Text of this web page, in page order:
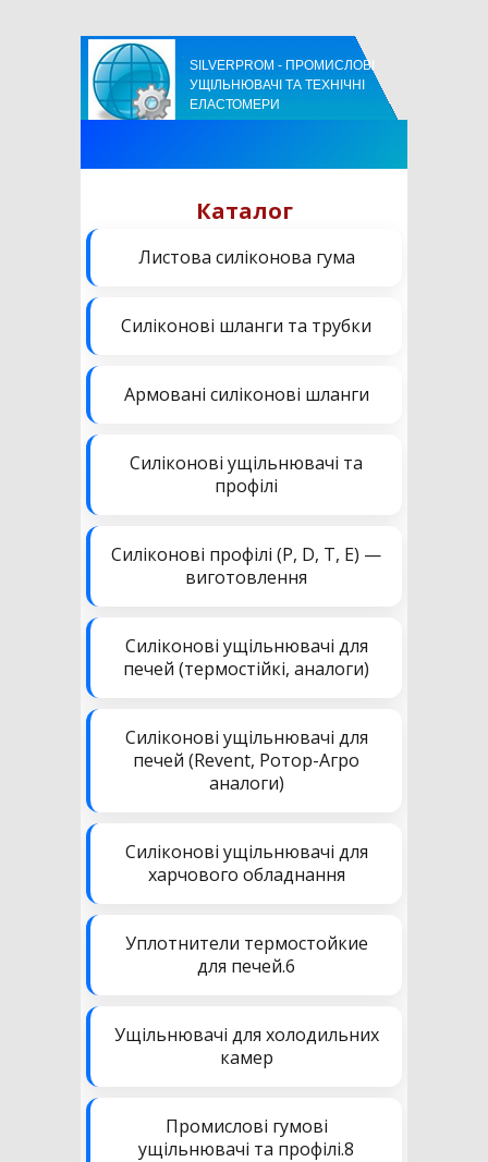
SILVERPROM - ПРОМИСЛОВІ
УЩІЛЬНЮВАЧІ ТА ТЕХНІЧНІ
ЕЛАСТОМЕРИ
Каталог
Листова силіконова гума
Силіконові шланги та трубки
Армовані силіконові шланги
Силіконові ущільнювачі та
профілі
Силіконові профілі (P, D, T, E) —
виготовлення
Силіконові ущільнювачі для
печей (термостійкі, аналоги)
Силіконові ущільнювачі для
печей (Revent, Ротор-Агро
аналоги)
Силіконові ущільнювачі для
харчового обладнання
Уплотнители термостойкие
для печей.6
Ущільнювачі для холодильних
камер
Промислові гумові
ущільнювачі та профілі.8